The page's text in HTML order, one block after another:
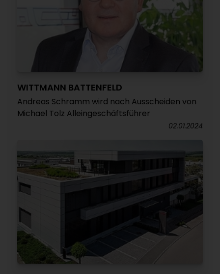
WITTMANN BATTENFELD
Andreas Schramm wird nach Ausscheiden von
Michael Tolz Alleingeschäftsführer
02.01.2024